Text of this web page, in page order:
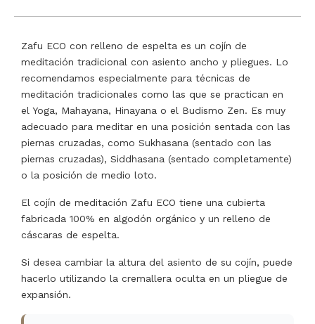
Zafu ECO con relleno de espelta es un cojín de
meditación tradicional con asiento ancho y pliegues. Lo
recomendamos especialmente para técnicas de
meditación tradicionales como las que se practican en
el Yoga, Mahayana, Hinayana o el Budismo Zen. Es muy
adecuado para meditar en una posición sentada con las
piernas cruzadas, como Sukhasana (sentado con las
piernas cruzadas), Siddhasana (sentado completamente)
o la posición de medio loto.
El cojín de meditación Zafu ECO tiene una cubierta
fabricada 100% en algodón orgánico y un relleno de
cáscaras de espelta.
Si desea cambiar la altura del asiento de su cojín, puede
hacerlo utilizando la cremallera oculta en un pliegue de
expansión.